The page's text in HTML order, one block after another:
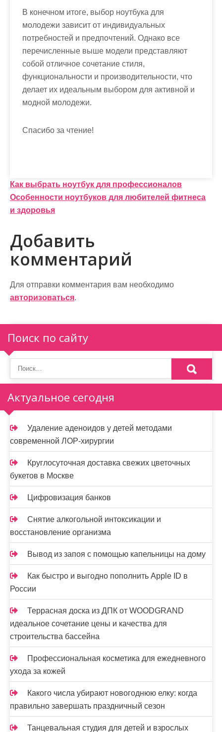
В конечном итоге, выбор ноутбука для
молодежи зависит от индивидуальных
потребностей и предпочтений. Однако все
перечисленные выше модели представляют
собой отличное сочетание стиля,
функциональности и производительности, что
делает их идеальным выбором для активной и
модной молодежи.
Спасибо за чтение!
Н
а
и
г
а
ц
я
п
о
з
а
п
и
с
я
м
Как выбрать ноутбук для профессионалов
Особенности ноутбуков для любителей фитнеса
и здоровья
Добавить
комментарий
Для отправки комментария вам необходимо
авторизоваться.
Поиск по сайту
Актуальное сегодня
Удаление аденоидов у детей методами
современной ЛОР-хирургии
Круглосуточная доставка свежих цветочных
букетов в Москве
Цифровизация банков
Снятие алкогольной интоксикации и
восстановление организма
Вывод из запоя с помощью капельницы на дому
Как быстро и выгодно пополнить Apple ID в
России
Террасная доска из ДПК от WOODGRAND
идеальное сочетание цены и качества для
строительства бассейна
Профессиональная косметика для ежедневного
ухода за кожей
Какого числа убирают новогоднюю елку: когда
правильно завершать праздничный сезон
Танцевальная студия для детей и взрослых